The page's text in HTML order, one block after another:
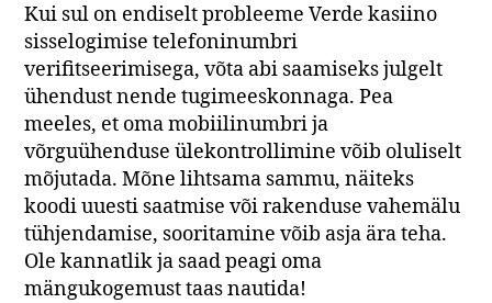
Kui sul on endiselt probleeme Verde kasiino
sisselogimise telefoninumbri
verifitseerimisega, võta abi saamiseks julgelt
ühendust nende tugimeeskonnaga. Pea
meeles, et oma mobiilinumbri ja
võrguühenduse ülekontrollimine võib oluliselt
mõjutada. Mõne lihtsama sammu, näiteks
koodi uuesti saatmise või rakenduse vahemälu
tühjendamise, sooritamine võib asja ära teha.
Ole kannatlik ja saad peagi oma
mängukogemust taas nautida!